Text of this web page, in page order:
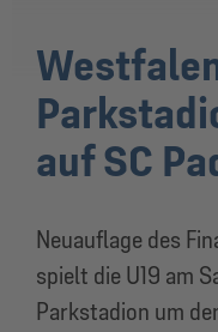
auf SC
Neuauflage des
spielt die U19 am
Parkstadion um